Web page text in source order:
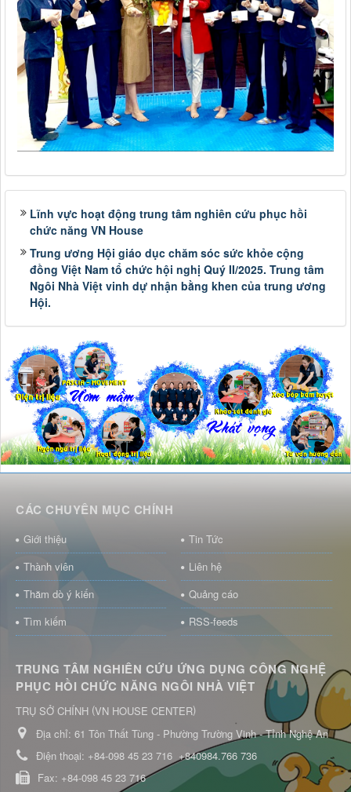
Lĩnh vực hoạt động trung tâm nghiên cứu phục hồi
chức năng VN House
Trung ương Hội giáo dục chăm sóc sức khỏe cộng
đồng Việt Nam tổ chức hội nghị Quý II/2025. Trung tâm
Ngôi Nhà Việt vinh dự nhận bằng khen của trung ương
Hội.
CÁC CHUYÊN MỤC CHÍNH
Giới thiệu
Tin Tức
Thành viên
Liên hệ
Thăm dò ý kiến
Quảng cáo
Tìm kiếm
RSS-feeds
TRUNG TÂM NGHIÊN CỨU ỨNG DỤNG CÔNG NGHỆ
PHỤC HỒI CHỨC NĂNG NGÔI NHÀ VIỆT
TRỤ SỞ CHÍNH (VN HOUSE CENTER)
Địa chỉ: 61 Tôn Thất Tùng - Phường Trường Vinh - Tỉnh Nghệ An
Điện thoại: +84-098 45 23 716 +840984.766 736
Fax: +84-098 45 23 716